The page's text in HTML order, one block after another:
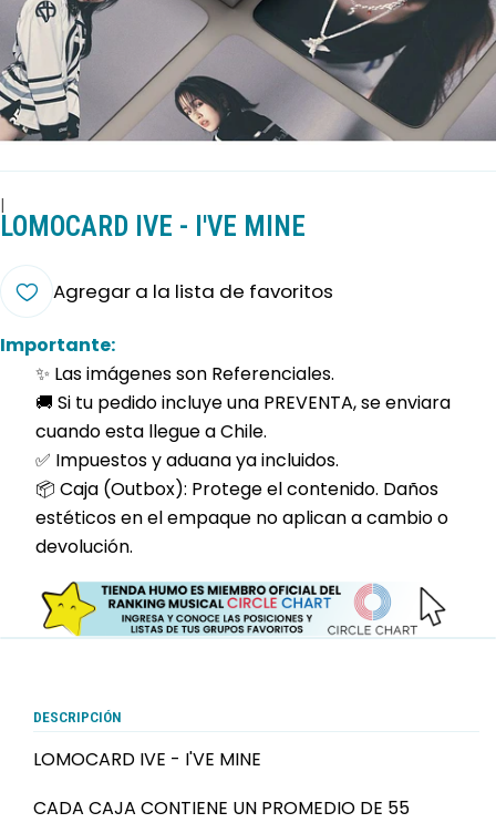
|
LOMOCARD IVE - I'VE MINE
Agregar a la lista de favoritos
Importante:
✨ Las imágenes son Referenciales.
🚚 Si tu pedido incluye una PREVENTA, se enviara
cuando esta llegue a Chile.
✅ Impuestos y aduana ya incluidos.
📦 Caja (Outbox): Protege el contenido. Daños
estéticos en el empaque no aplican a cambio o
devolución.
DESCRIPCIÓN
LOMOCARD IVE - I'VE MINE
CADA CAJA CONTIENE UN PROMEDIO DE 55